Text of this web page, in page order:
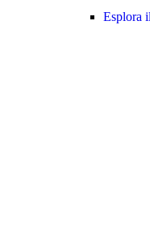
Esplora